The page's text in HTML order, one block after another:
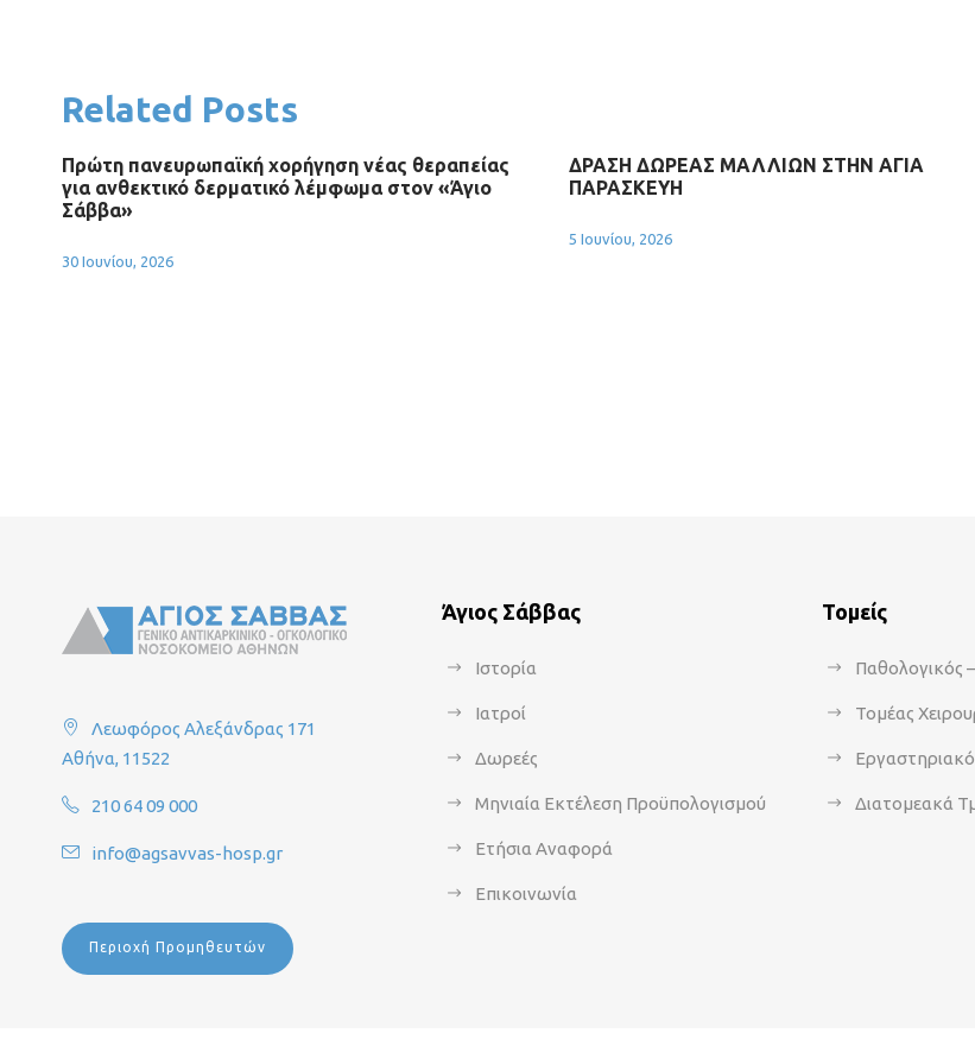
Related Posts
Πρώτη πανευρωπαϊκή χορήγηση νέας θεραπείας
για ανθεκτικό δερματικό λέμφωμα στον «Άγιο
Σάββα»
30 Ιουνίου, 2026
ΔΡΑΣΗ ΔΩΡΕΑΣ ΜΑΛΛΙΩΝ ΣΤΗΝ ΑΓΙΑ
ΠΑΡΑΣΚΕΥΗ
5 Ιουνίου, 2026
Λεωφόρος Αλεξάνδρας 171
Αθήνα, 11522
210 64 09 000
info@agsavvas-hosp.gr
Περιοχή Προμηθευτών
Άγιος Σάββας
Ιστορία
Ιατροί
Δωρεές
Μηνιαία Εκτέλεση Προϋπολογισμού
Ετήσια Αναφορά
Επικοινωνία
Τομείς
Παθολογικός
Τομέας
Διατομεακά